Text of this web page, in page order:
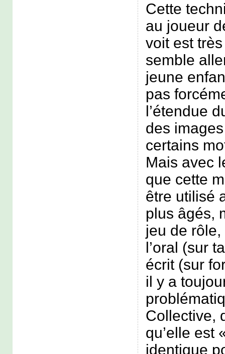
Cette
au joueur
voit est
semble
jeune
pas
l’étendue
des
certains
Mais avec
que cette
être utilisé
plus âgés,
jeu de
l’oral (sur
écrit (sur
il y a
Collective,
qu’elle est
identique